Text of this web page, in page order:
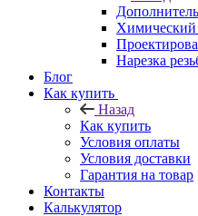
Химический
Нарезка
Блог
Как купить
Назад
Как купить
Условия оплаты
Условия доставки
Гарантия на товар
Контакты
Калькулятор